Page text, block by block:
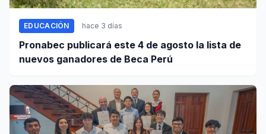
EDUCACIÓN hace 3 días
Pronabec publicará este 4 de agosto la lista de
nuevos ganadores de Beca Perú